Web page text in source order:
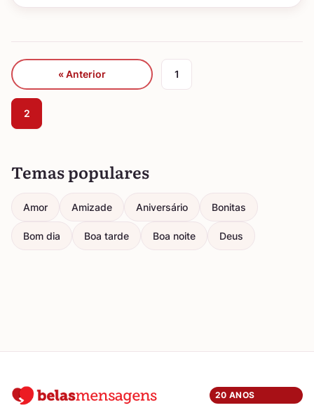
« Anterior 1
2
Temas populares
Amor Amizade Aniversário Bonitas
Bom dia Boa tarde Boa noite Deus
20 ANOS